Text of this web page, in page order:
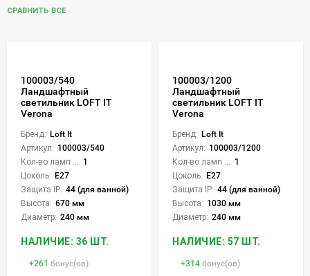
СРАВНИТЬ ВСЕ
100003/540
Ландшафтный
светильник LOFT IT
Verona
Бренд: Loft It
Артикул: 100003/540
1
Цоколь: E27
Защита IP: 44 (для ванной)
Высота: 670 мм
Диаметр: 240 мм
НАЛИЧИЕ: 36 ШТ.
+261 бонус(ов)
100003/1200
Ландшафтный
светильник LOFT IT
Verona
Бренд: Loft It
Артикул: 100003/1200
1
Цоколь: E27
Защита IP: 44 (для ванной)
Высота: 1030 мм
Диаметр: 240 мм
НАЛИЧИЕ: 57 ШТ.
+314 бонус(ов)